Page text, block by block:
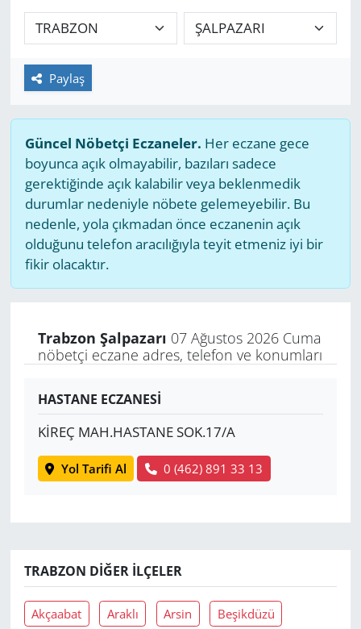
Paylaş
Güncel Nöbetçi Eczaneler. Her eczane gece
boyunca açık olmayabilir, bazıları sadece
gerektiğinde açık kalabilir veya beklenmedik
durumlar nedeniyle nöbete gelemeyebilir. Bu
nedenle, yola çıkmadan önce eczanenin açık
olduğunu telefon aracılığıyla teyit etmeniz iyi bir
fikir olacaktır.
Trabzon Şalpazarı 07 Ağustos 2026 Cuma
nöbetçi eczane adres, telefon ve konumları
HASTANE ECZANESİ
KİREÇ MAH.HASTANE SOK.17/A
Yol Tarifi Al 0 (462) 891 33 13
TRABZON DIĞER İLÇELER
Akçaabat Araklı Arsin Beşikdüzü
GÜNDEM
HABERDE İNSAN
MAGAZİN
POLİTİKA
RESMİ İLANLAR
SAĞLIK
SPOR
Yerel